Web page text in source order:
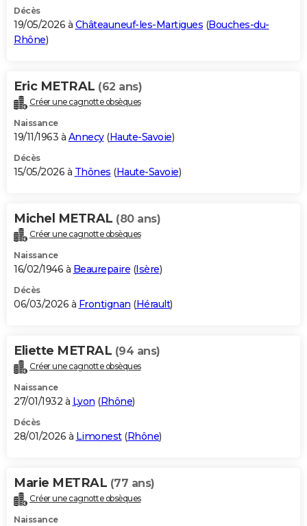
Décès
19/05/2026 à Châteauneuf-les-Martigues (Bouches-du-
Rhône)
Eric METRAL (62 ans)
Créer une cagnotte obsèques
Naissance
19/11/1963 à Annecy(Haute-Savoie)
Décès
15/05/2026 à Thônes (Haute-Savoie)
Michel METRAL (80 ans)
Créer une cagnotte obsèques
Naissance
16/02/1946 à Beaurepaire (Isère)
Décès
06/03/2026 à Frontignan (Hérault)
Eliette METRAL (94 ans)
Créer une cagnotte obsèques
Naissance
27/01/1932 à Lyon (Rhône)
Décès
28/01/2026 à Limonest(Rhône)
Marie METRAL (77 ans)
Créer une cagnotte obsèques
Naissance